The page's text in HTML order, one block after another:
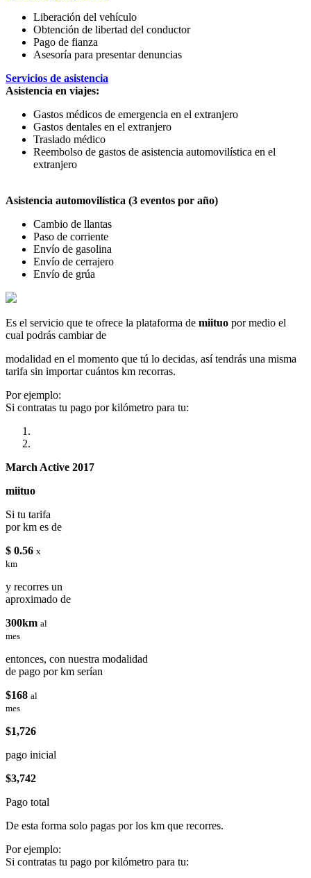
Liberación del vehículo
Obtención de libertad del conductor
Pago de fianza
Asesoría para presentar denuncias
Servicios de asistencia
Asistencia en viajes:
Gastos médicos de emergencia en el extranjero
Gastos dentales en el extranjero
Traslado médico
Reembolso de gastos de asistencia automovilística en el
extranjero
Asistencia automovilística (3 eventos por año)
Cambio de llantas
Paso de corriente
Envío de gasolina
Envío de cerrajero
Envío de grúa
Es el servicio que te ofrece la plataforma de miituo por medio el
cual podrás cambiar de
modalidad en el momento que tú lo decidas, así tendrás una misma
tarifa sin importar cuántos km recorras.
Por ejemplo:
Si contratas tu pago por kilómetro para tu:
March Active 2017
miituo
Si tu tarifa
por km es de
$ 0.56 x
km
y recorres un
aproximado de
300km al
mes
entonces, con nuestra modalidad
de pago por km serían
$168 al
mes
$1,726
pago inicial
$3,742
Pago total
De esta forma solo pagas por los km que recorres.
Por ejemplo:
Si contratas tu pago por kilómetro para tu: